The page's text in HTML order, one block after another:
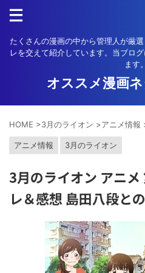
たくさんの漫画の中から管理人が厳
レを交えて紹介しています。当ブロ
ます。
オススメ漫画
HOME >3月のライオン >アニメ情報
アニメ情報 3月のライオン
3月のライオン アニ
レ＆感想 島田八段と